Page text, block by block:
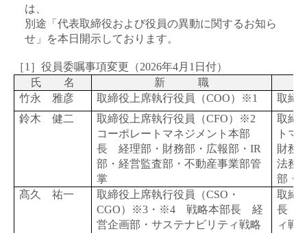
は、
別途「代表取締役および役員の異動に関するお知ら
せ」を本日開示しております。
［1］役員委嘱事項変更（2026年4月 1 日付）
氏 名
新 職
竹永 雅彦
取締役上席執行役員（COO）※1
取締
鈴木 健二
取締役上席執行役員（CFO）※2
コーポレートマネジメント本部
長 経理部・財務部・広報部・ IR
部・経営監査部・不動産事業部管
掌
取締
トマ
財務
法務
部・
髙久 祐一
取締役上席執行役員（CSO ・
CGO）※3 ・※4 戦略本部長 経
営企画部・サステナビリティ戦略
取締
長 情
ィ戦